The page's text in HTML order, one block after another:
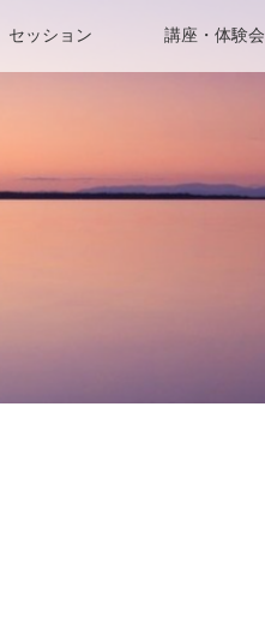
セッション 講座・体験会